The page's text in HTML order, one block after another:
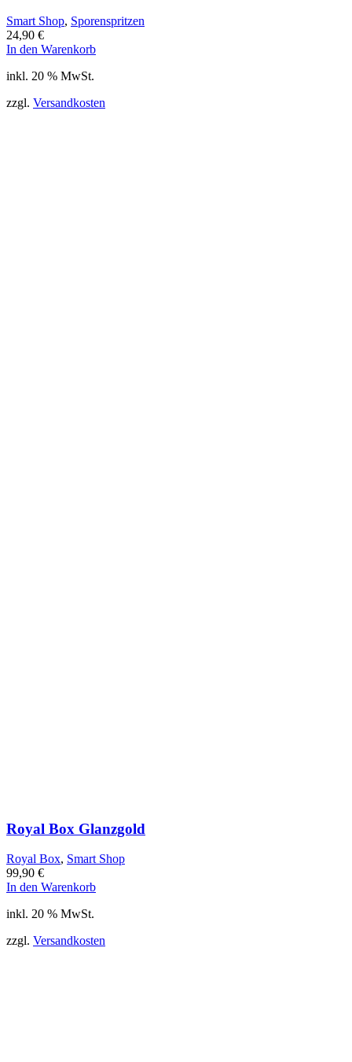
Smart Shop, Sporenspritzen
24,90 €
In den Warenkorb
inkl. 20 % MwSt.
zzgl. Versandkosten
Royal Box Glanzgold
Royal Box, Smart Shop
99,90 €
In den Warenkorb
inkl. 20 % MwSt.
zzgl. Versandkosten